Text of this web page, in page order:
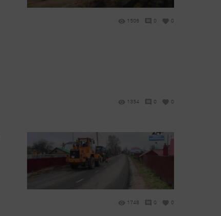
1506 0 0
1354 0 0
1748 0 0